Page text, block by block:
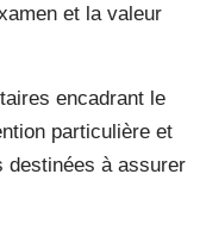
et la valeur
encadrant le
particulière et
destinées à assurer